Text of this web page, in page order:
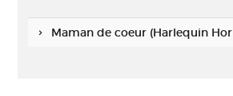
Maman de coeur (Harlequin